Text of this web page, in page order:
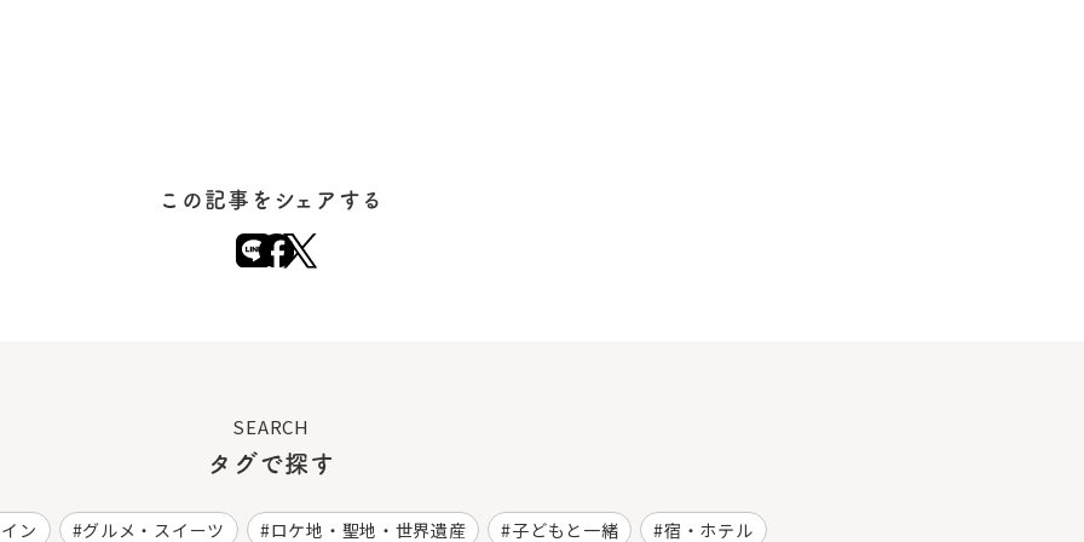
この記事をシェアする
SEARCH
タグで探す
ン グルメ・スイーツ ロケ地・聖地・世界遺産 子どもと一緒 宿・ホテル